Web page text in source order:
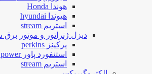
هوندا Honda
هیوندا hyundai
استریم stream
دیزل ژنراتور و موتور برق
پرکینز perkins
استنفورد پاور stanford power
استریم stream